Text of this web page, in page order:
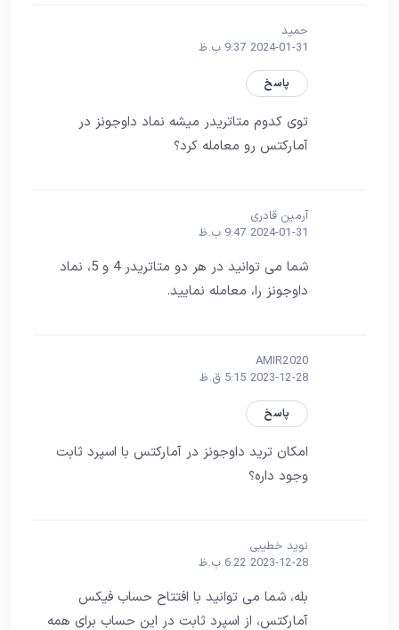
حمید
2024-01-31 9:37 ب.ظ
پاسخ
توی کدوم متاتریدر میشه نماد داوجونز در
آمارکتس رو معامله کرد؟
آرمین قادری
2024-01-31 9:47 ب.ظ
شما می توانید در هر دو متاتریدر 4 و 5، نماد
داوجونز را، معامله نمایید.
AMIR2020
2023-12-28 5:15 ق.ظ
پاسخ
امکان ترید داوجونز در آمارکتس با اسپرد ثابت
وجود داره؟
نوید خطیبی
2023-12-28 6:22 ب.ظ
بله، شما می توانید با افتتاح حساب فیکس
آمارکتس، از اسپرد ثابت در این حساب برای همه